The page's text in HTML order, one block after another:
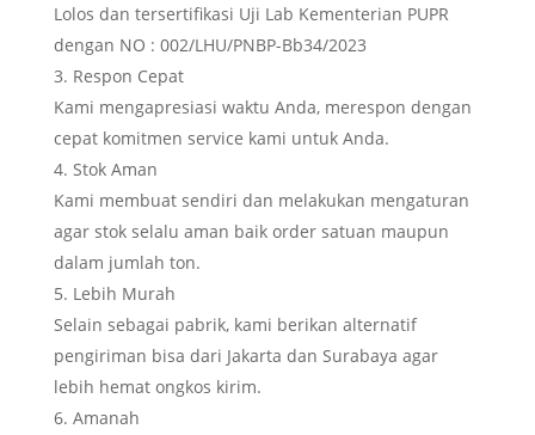
Lolos dan tersertifikasi Uji Lab Kementerian PUPR
dengan NO : 002/LHU/PNBP-Bb34/2023
Respon Cepat
Kami mengapresiasi waktu Anda, merespon dengan
cepat komitmen service kami untuk Anda.
Stok Aman
Kami membuat sendiri dan melakukan mengaturan
agar stok selalu aman baik order satuan maupun
dalam jumlah ton.
Lebih Murah
Selain sebagai pabrik, kami berikan alternatif
pengiriman bisa dari Jakarta dan Surabaya agar
lebih hemat ongkos kirim.
Amanah